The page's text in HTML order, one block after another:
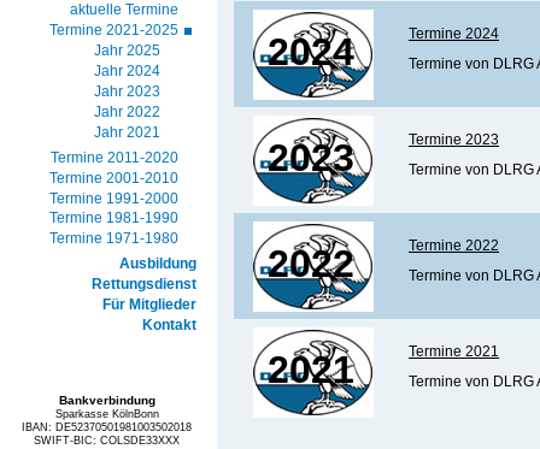
aktuelle Termine
Termine 2021-2025
Jahr 2025
Jahr 2024
Jahr 2023
Jahr 2022
Jahr 2021
Termine 2011-2020
Termine 2001-2010
Termine 1991-2000
Termine 1981-1990
Termine 1971-1980
Ausbildung
Rettungsdienst
Für Mitglieder
Kontakt
Bankverbindung
Sparkasse KölnBonn
IBAN: DE52370501981003502018
SWIFT-BIC: COLSDE33XXX
2024
Termine 2024
Termine von DLRG
2023
Termine 2023
Termine von DLRG
2022
Termine 2022
Termine von DLRG
2021
Termine 2021
Termine von DLRG